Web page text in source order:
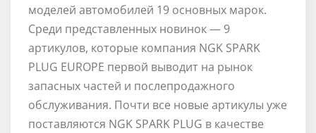
моделей автомобилей 19 основных марок.
Среди представленных новинок — 9
артикулов, которые компания NGK SPARK
PLUG EUROPE первой выводит на рынок
запасных частей и послепродажного
обслуживания. Почти все новые артикулы уже
поставляются NGK SPARK PLUG в качестве